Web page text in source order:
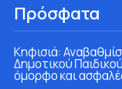
Πρόσφατα
Κηφισιά:
Δημοτικού
όμορφο και